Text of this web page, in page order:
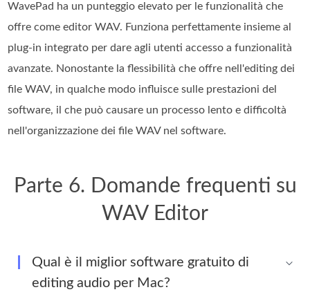
WavePad ha un punteggio elevato per le funzionalità che
offre come editor WAV. Funziona perfettamente insieme al
plug-in integrato per dare agli utenti accesso a funzionalità
avanzate. Nonostante la flessibilità che offre nell'editing dei
file WAV, in qualche modo influisce sulle prestazioni del
software, il che può causare un processo lento e difficoltà
nell'organizzazione dei file WAV nel software.
Parte 6. Domande frequenti su
WAV Editor
Qual è il miglior software gratuito di
editing audio per Mac?